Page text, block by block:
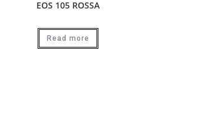
EOS 105 ROSSA
Read more